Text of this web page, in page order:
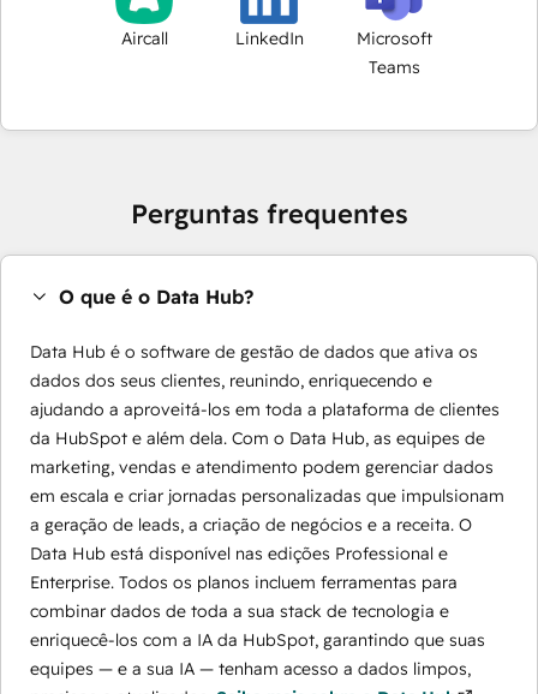
Aircall LinkedIn
Microsoft
Teams
Perguntas frequentes
O que é o Data Hub?
Data Hub é o software de gestão de dados que ativa os
dados dos seus clientes, reunindo, enriquecendo e
ajudando a aproveitá-los em toda a plataforma de clientes
da HubSpot e além dela. Com o Data Hub, as equipes de
marketing, vendas e atendimento podem gerenciar dados
em escala e criar jornadas personalizadas que impulsionam
a geração de leads, a criação de negócios e a receita. O
Data Hub está disponível nas edições Professional e
Enterprise. Todos os planos incluem ferramentas para
combinar dados de toda a sua stack de tecnologia e
enriquecê-los com a IA da HubSpot, garantindo que suas
equipes — e a sua IA — tenham acesso a dados limpos,